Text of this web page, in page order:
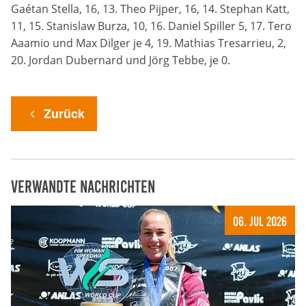
Gaétan Stella, 16, 13. Theo Pijper, 16, 14. Stephan Katt,
11, 15. Stanislaw Burza, 10, 16. Daniel Spiller 5, 17. Tero
Aaamio und Max Dilger je 4, 19. Mathias Tresarrieu, 2,
20. Jordan Dubernard und Jörg Tebbe, je 0.
Zurück
Verwandte Nachrichten
06. Jul 2026
Anbieter:
Google LLC
Cookies, die ggf. zur Einbettung und Bereitstellung
Google Maps
Cookies, die ggf. zur Einbettung und Bereitstellung
von interaktiven Karten auf unserer Website gesetzt
werden.
Marketing